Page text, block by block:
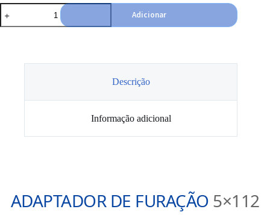
Quantidade
de
Conversor
Adicionar
Descrição
Informação adicional
ADAPTADOR DE FURAÇÃO 5×112